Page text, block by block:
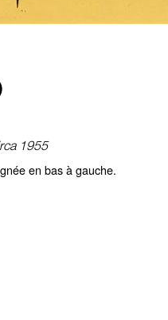
1955
en bas à gauche.